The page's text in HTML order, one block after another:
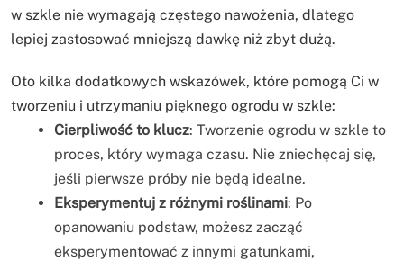
w szkle nie wymagają częstego nawożenia, dlatego
lepiej zastosować mniejszą dawkę niż zbyt dużą.
Oto kilka dodatkowych wskazówek, które pomogą Ci w
tworzeniu i utrzymaniu pięknego ogrodu w szkle:
Cierpliwość to klucz: Tworzenie ogrodu w szkle to
proces, który wymaga czasu. Nie zniechęcaj się,
jeśli pierwsze próby nie będą idealne.
Eksperymentuj z różnymi roślinami: Po
opanowaniu podstaw, możesz zacząć
eksperymentować z innymi gatunkami,